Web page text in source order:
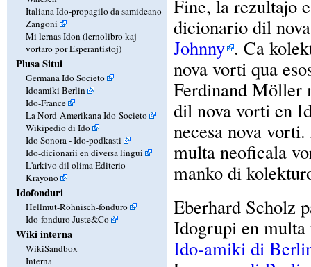
Italiana Ido-propagilo da samideano
Zangoni
Mi lernas Idon (lernolibro kaj
vortaro por Esperantistoj)
Plusa Situi
Germana Ido Societo
Idoamiki Berlin
Ido-France
La Nord-Amerikana Ido-Societo
Wikipedio di Ido
Ido Sonora - Ido-podkasti
Ido-dicionarii en diversa lingui
L'arkivo dil olima Editerio
Krayono
Idofonduri
Hellmut-Röhnisch-fonduro
Ido-fonduro Juste&Co
Wiki interna
WikiSandbox
Interna
Fine, la rezultajo
dicionario dil
Johnny . Ca
nova vorti qua
Ferdinand Möller
dil nova vorti en
necesa nova
multa neoficala
manko di
Eberhard Scholz
Idogrupi en
Ido-amiki di